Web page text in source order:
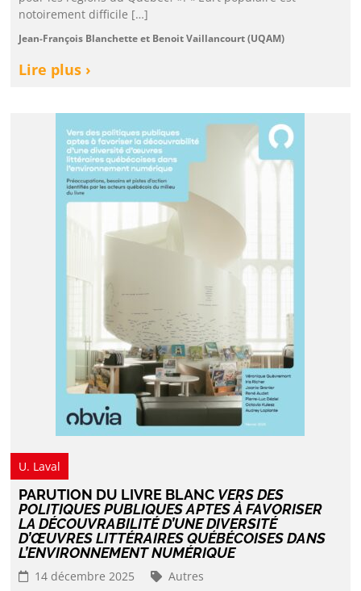
notoirement difficile […]
Jean-François Blanchette et Benoit Vaillancourt (UQAM)
Lire plus ›
U. Laval
PARUTION DU LIVRE BLANC VERS DES
POLITIQUES PUBLIQUES APTES À FAVORISER
LA DÉCOUVRABILITÉ D’UNE DIVERSITÉ
D’ŒUVRES LITTÉRAIRES QUÉBÉCOISES DANS
L’ENVIRONNEMENT NUMÉRIQUE
14 décembre 2025
Autres